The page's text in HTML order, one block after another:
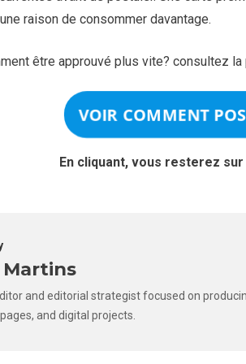
raison de consommer davantage.
être approuvé plus vite? consultez la
VOIR COMMENT
En cliquant, vous resterez
Martins
and editorial strategist focused on
and digital projects.